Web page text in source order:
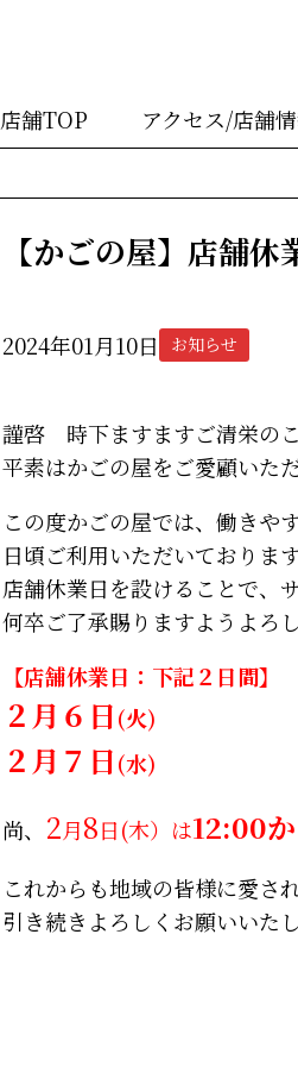
店舗TOP アクセス/店舗
【かごの屋】店舗
2024年01月10日 お知らせ
謹啓 時下ますますご清栄のこ
平素はかごの屋をご愛顧いた
この度かごの屋では、働きや
日頃ご利用いただいておりま
店舗休業日を設けることで、
何卒ご了承賜りますようよろ
【店舗休業日：下記２日間】
２月６日(火)
２月７日(水)
尚、 2月8日(木）は12:00
これからも地域の皆様に愛さ
引き続きよろしくお願いいたし